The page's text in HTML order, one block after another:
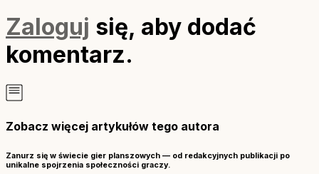
Zaloguj się, aby dodać
komentarz.
Zobacz więcej artykułów tego autora
Zanurz się w świecie gier planszowych — od redakcyjnych publikacji po
unikalne spojrzenia społeczności graczy.